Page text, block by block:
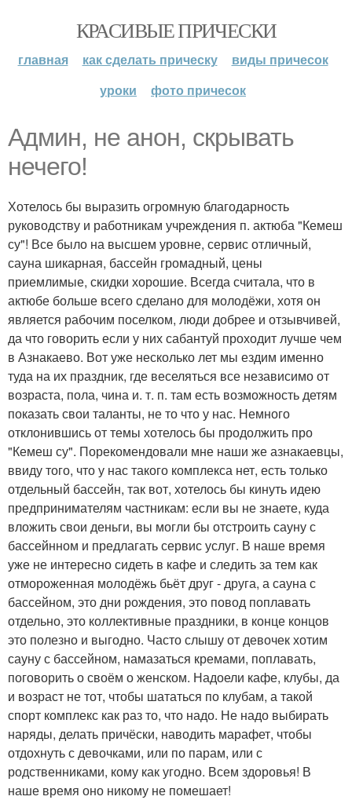
КРАСИВЫЕ ПРИЧЕСКИ
главная как сделать прическу
виды причесок
уроки
фото причесок
Админ, не анон, скрывать
нечего!
Хотелось бы выразить огромную благодарность
руководству и работникам учреждения п. актюба "Кемеш
су"! Все было на высшем уровне, сервис отличный,
сауна шикарная, бассейн громадный, цены
приемлимые, скидки хорошие. Всегда считала, что в
актюбе больше всего сделано для молодёжи, хотя он
является рабочим поселком, люди добрее и отзывчивей,
да что говорить если у них сабантуй проходит лучше чем
в Азнакаево. Вот уже несколько лет мы ездим именно
туда на их праздник, где веселяться все независимо от
возраста, пола, чина и. т. п. там есть возможность детям
показать свои таланты, не то что у нас. Немного
отклонившись от темы хотелось бы продолжить про
"Кемеш су". Порекомендовали мне наши же азнакаевцы,
ввиду того, что у нас такого комплекса нет, есть только
отдельный бассейн, так вот, хотелось бы кинуть идею
предпринимателям частникам: если вы не знаете, куда
вложить свои деньги, вы могли бы отстроить сауну с
бассейнном и предлагать сервис услуг. В наше время
уже не интересно сидеть в кафе и следить за тем как
отмороженная молодёжь бьёт друг - друга, а сауна с
бассейном, это дни рождения, это повод поплавать
отдельно, это коллективные праздники, в конце концов
это полезно и выгодно. Часто слышу от девочек хотим
сауну с бассейном, намазаться кремами, поплавать,
поговорить о своём о женском. Надоели кафе, клубы, да
и возраст не тот, чтобы шататься по клубам, а такой
спорт комплекс как раз то, что надо. Не надо выбирать
наряды, делать причёски, наводить марафет, чтобы
отдохнуть с девочками, или по парам, или с
родственниками, кому как угодно. Всем здоровья! В
наше время оно никому не помешает!